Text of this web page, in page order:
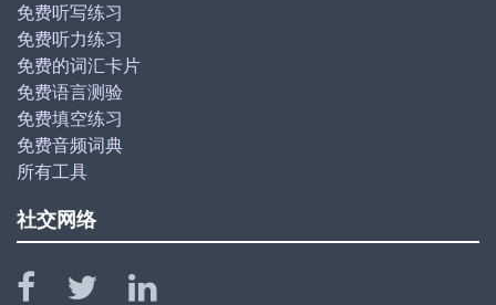
免费听写练习
免费听力练习
免费的词汇卡片
免费语言测验
免费填空练习
免费音频词典
所有工具
社交网络